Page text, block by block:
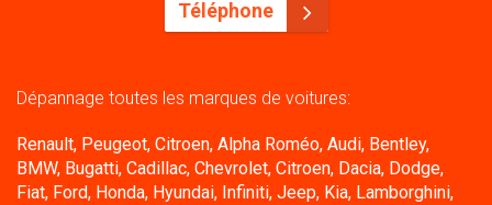
Téléphone
Dépannage toutes les marques de voitures:
Renault, Peugeot, Citroen, Alpha Roméo, Audi, Bentley,
BMW, Bugatti, Cadillac, Chevrolet, Citroen, Dacia, Dodge,
Fiat, Ford, Honda, Hyundai, Infiniti, Jeep, Kia, Lamborghini,